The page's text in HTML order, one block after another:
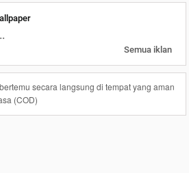
Semua iklan
secara langsung di tempat yang aman
(COD)